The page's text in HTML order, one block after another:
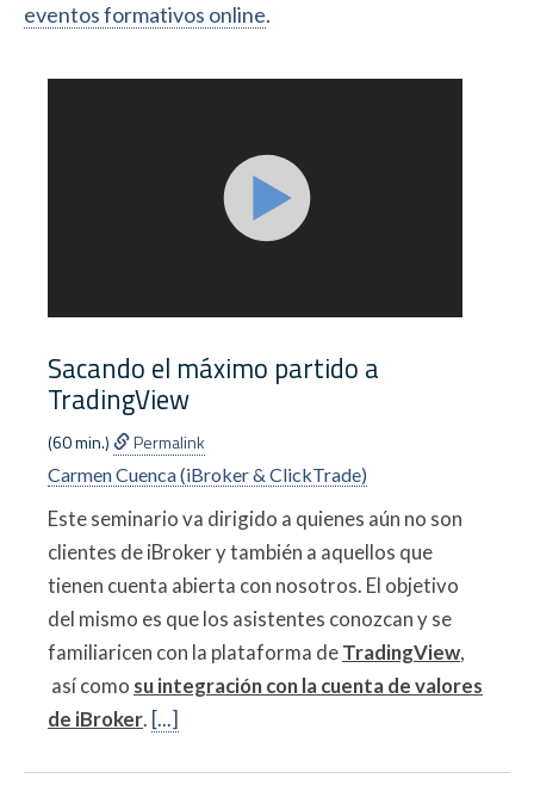
eventos formativos online.
Sacando el máximo partido a
TradingView
(60 min.) Permalink
Carmen Cuenca (iBroker & ClickTrade)
Este seminario va dirigido a quienes aún no son
clientes de iBroker y también a aquellos que
tienen cuenta abierta con nosotros. El objetivo
del mismo es que los asistentes conozcan y se
familiaricen con la plataforma deTradingView,
así como su integración con la cuenta de valores
de iBroker. [...]